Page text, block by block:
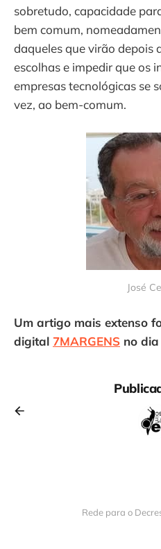
sobretudo, capacidade
bem comum,
daqueles que virão depois
escolhas e impedir que os
empresas tecnológicas se
vez, ao bem-comum.
José
Um artigo mais extenso
digital 7MARGENS no
Rede para o